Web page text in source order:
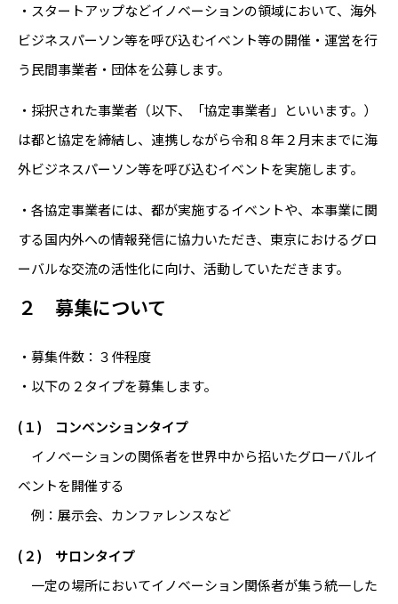
・スタートアップなどイノベーションの領域において、海外
ビジネスパーソン等を呼び込むイベント等の開催・運営を行
う民間事業者・団体を公募します。
・採択された事業者（以下、「協定事業者」といいます。）
は都と協定を締結し、連携しながら令和８年２月末までに海
外ビジネスパーソン等を呼び込むイベントを実施します。
・各協定事業者には、都が実施するイベントや、本事業に関
する国内外への情報発信に協力いただき、東京におけるグロ
ーバルな交流の活性化に向け、活動していただきます。
２ 募集について
・募集件数：３件程度
・以下の２タイプを募集します。
(１) コンベンションタイプ
イノベーションの関係者を世界中から招いたグローバルイ
ベントを開催する
例：展示会、カンファレンスなど
(２) サロンタイプ
一定の場所においてイノベーション関係者が集う統一した